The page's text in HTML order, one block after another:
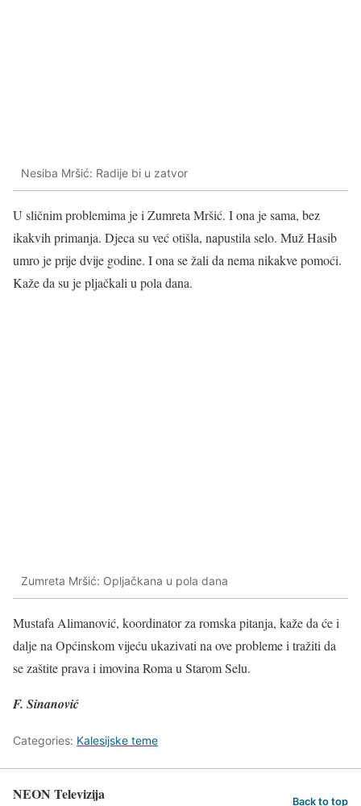
Nesiba Mršić: Radije bi u zatvor
U sličnim problemima je i Zumreta Mršić. I ona je sama, bez
ikakvih primanja. Djeca su već otišla, napustila selo. Muž Hasib
umro je prije dvije godine. I ona se žali da nema nikakve pomoći.
Kaže da su je pljačkali u pola dana.
Zumreta Mršić: Opljačkana u pola dana
Mustafa Alimanović, koordinator za romska pitanja, kaže da će i
dalje na Općinskom vijeću ukazivati na ove probleme i tražiti da
se zaštite prava i imovina Roma u Starom Selu.
F. Sinanović
Categories: Kalesijske teme
NEON Televizija Back to top